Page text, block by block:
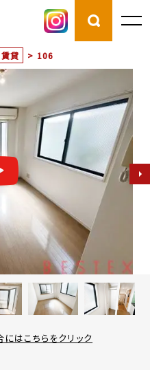
賃貸 > 106
はこちらをクリック